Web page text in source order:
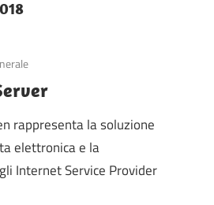
rappresenta la soluzione
elettronica e la
Internet Service Provider